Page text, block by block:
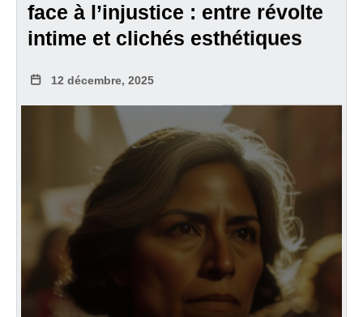
face à l’injustice : entre révolte
intime et clichés esthétiques
12 décembre, 2025